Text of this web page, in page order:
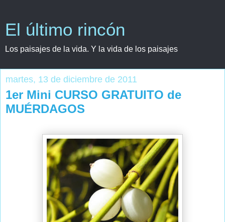
El último rincón
Los paisajes de la vida. Y la vida de los paisajes
martes, 13 de diciembre de 2011
1er Mini CURSO GRATUITO de
MUÉRDAGOS